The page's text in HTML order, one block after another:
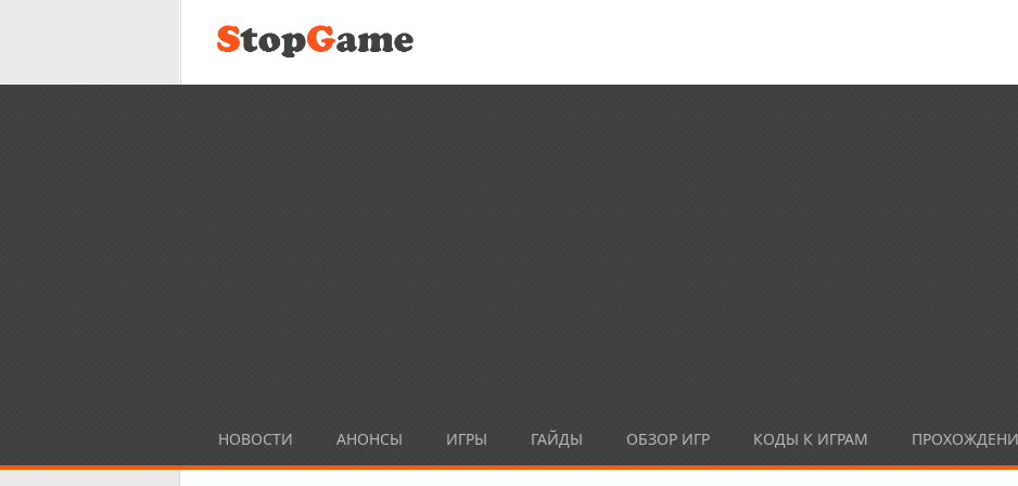
НОВОСТИ АНОНСЫ ИГРЫ ГАЙДЫ ОБЗОР ИГР КОДЫ К ИГРАМ